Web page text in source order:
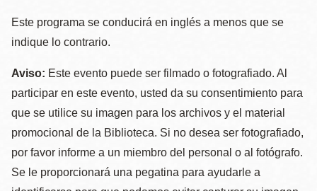
Este programa se conducirá en inglés a menos que se
indique lo contrario.
Aviso: Este evento puede ser filmado o fotografiado. Al
participar en este evento, usted da su consentimiento para
que se utilice su imagen para los archivos y el material
promocional de la Biblioteca. Si no desea ser fotografiado,
por favor informe a un miembro del personal o al fotógrafo.
Se le proporcionará una pegatina para ayudarle a